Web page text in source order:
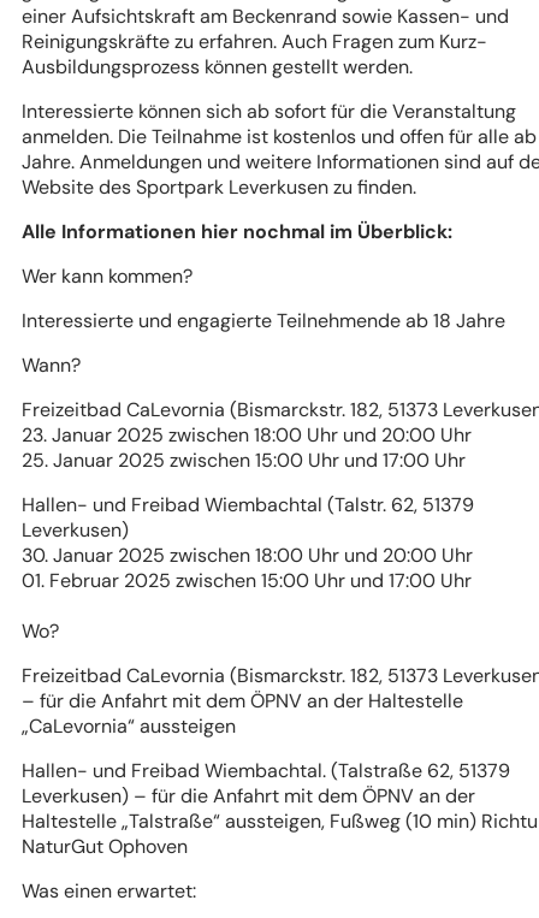
einer Aufsichtskraft am Beckenrand sowie Kassen- und
Reinigungskräfte zu erfahren. Auch Fragen zum Kurz-
Ausbildungsprozess können gestellt werden.
Interessierte können sich ab sofort für die Veranstaltung
anmelden. Die Teilnahme ist kostenlos und offen für alle ab
Jahre. Anmeldungen und weitere Informationen sind auf
Website des Sportpark Leverkusen zu finden.
Alle Informationen hier nochmal im Überblick:
Wer kann kommen?
Interessierte und engagierte Teilnehmende ab 18 Jahre
Wann?
Freizeitbad CaLevornia (Bismarckstr. 182, 51373
23. Januar 2025 zwischen 18:00 Uhr und 20:00 Uhr
25. Januar 2025 zwischen 15:00 Uhr und 17:00 Uhr
Hallen- und Freibad Wiembachtal (Talstr. 62, 51379
Leverkusen)
30. Januar 2025 zwischen 18:00 Uhr und 20:00 Uhr
01. Februar 2025 zwischen 15:00 Uhr und 17:00 Uhr
Wo?
Freizeitbad CaLevornia (Bismarckstr. 182, 51373
– für die Anfahrt mit dem ÖPNV an der Haltestelle
„CaLevornia“ aussteigen
Hallen- und Freibad Wiembachtal. (Talstraße 62, 51379
Leverkusen) – für die Anfahrt mit dem ÖPNV an der
Haltestelle „Talstraße“ aussteigen, Fußweg (10 min)
NaturGut Ophoven
Was einen erwartet: